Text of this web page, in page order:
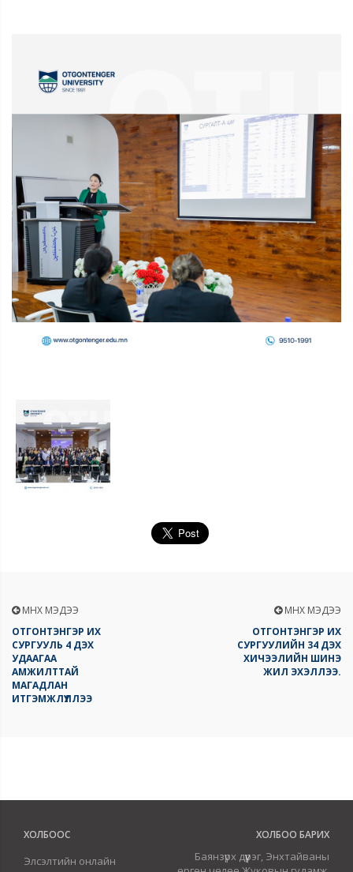
ӨМНӨХ МЭДЭЭ
ОТГОНТЭНГЭР ИХ
СУРГУУЛЬ 4 ДЭХ
УДААГАА
АМЖИЛТТАЙ
МАГАДЛАН
ИТГЭМЖЛҮҮЛЛЭЭ
ӨМНӨХ МЭДЭЭ
ОТГОНТЭНГЭР ИХ
СУРГУУЛИЙН 34 ДЭХ
ХИЧЭЭЛИЙН ШИНЭ
ЖИЛ ЭХЭЛЛЭЭ.
ХОЛБООС
Элсэлтийн онлайн
ХОЛБОО БАРИХ
Баянзүрх дүүрэг, Энхтайваны